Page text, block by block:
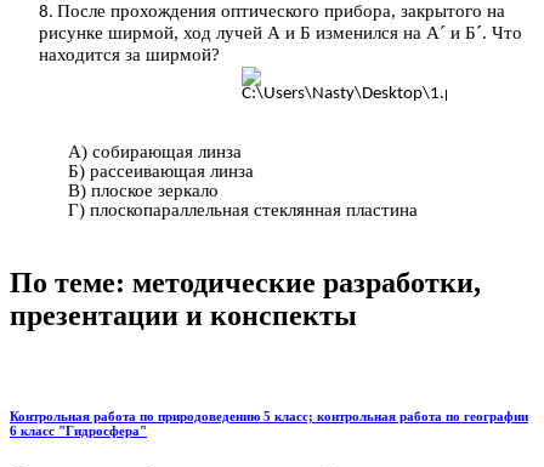
После прохождения оптического прибора, закрытого на
рисунке ширмой, ход лучей А и Б изменился на А´ и Б´. Что
находится за ширмой?
А) собирающая линза
Б) рассеивающая линза
В) плоское зеркало
Г) плоскопараллельная стеклянная пластина
По теме: методические разработки,
презентации и конспекты
Контрольная работа по природоведению 5 класс; контрольная работа по географии
6 класс "Гидросфера"